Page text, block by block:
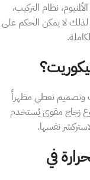
نظام التركيب،
لذلك لا يمكن الحكم على
وتصميم تعطي مظهراً
نوع زجاج مقوى يُستخدم
نفسها.
في